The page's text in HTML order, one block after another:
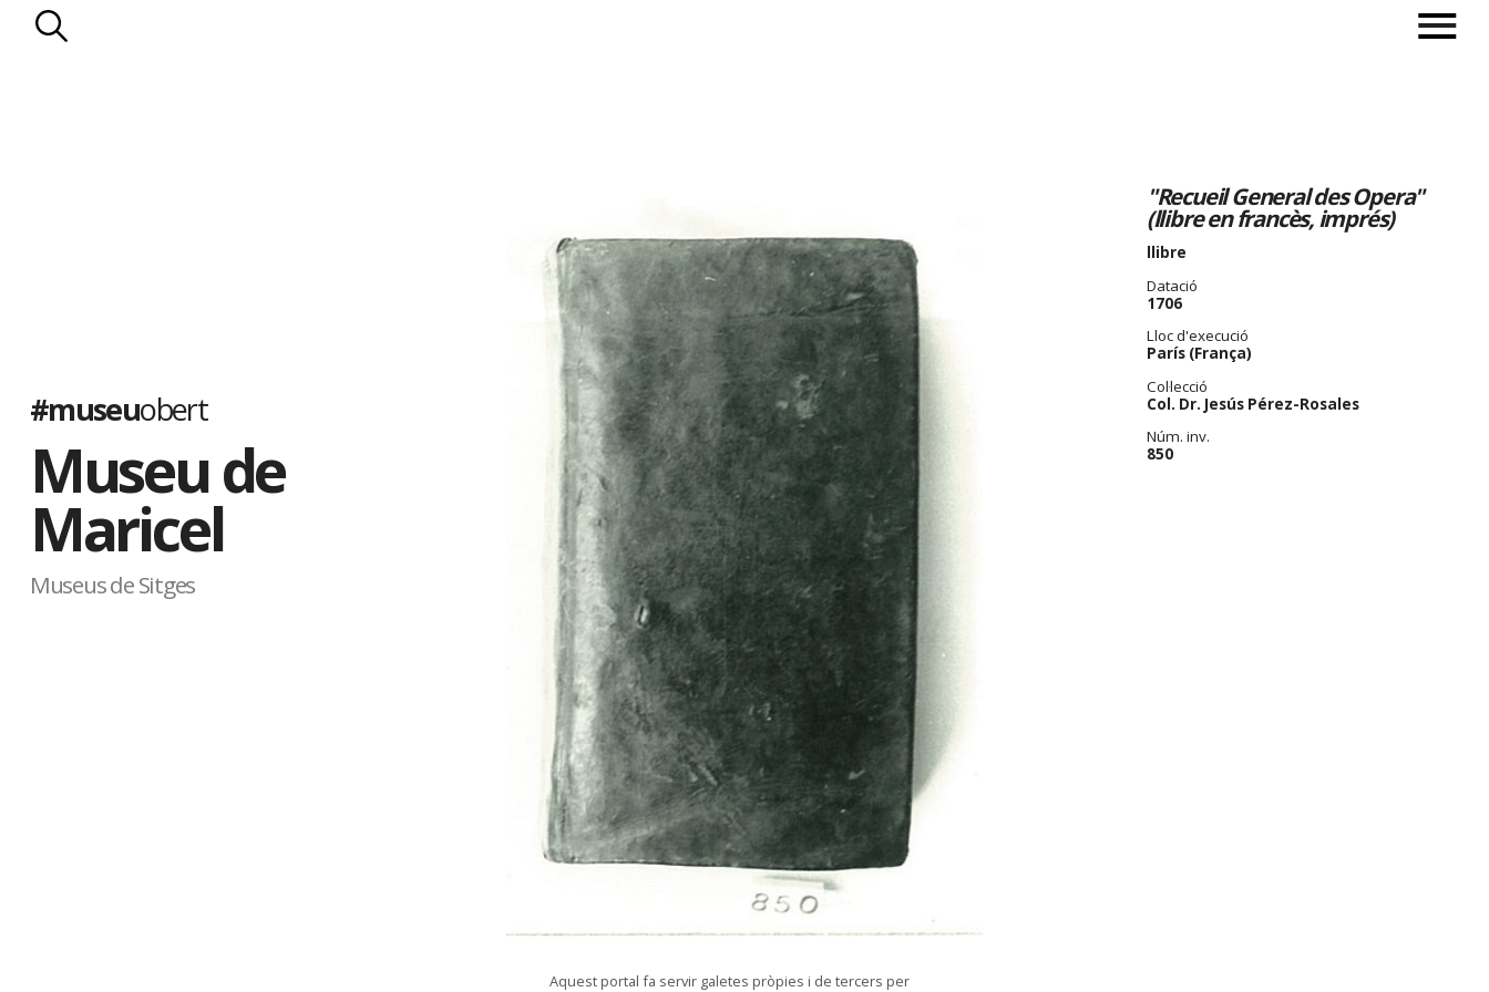
#museuobert
Museu de
Maricel
Museus de Sitges
"Recueil General des Opera"
(llibre en francès, imprés)
llibre
Datació
1706
Lloc d'execució
París (França)
Col·lecció
Col. Dr. Jesús Pérez-Rosales
Núm. inv.
850
Aquest portal fa servir galetes pròpies i de tercers per